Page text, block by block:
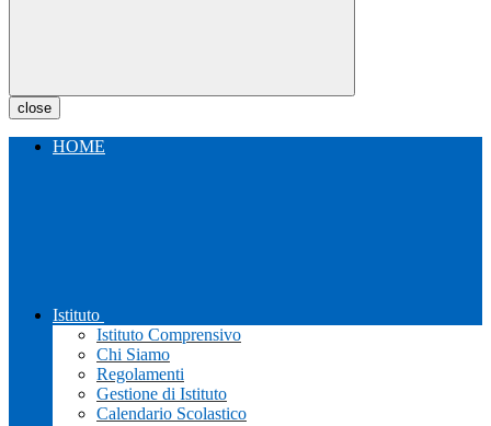
close
HOME
Istituto
Istituto Comprensivo
Chi Siamo
Regolamenti
Gestione di Istituto
Calendario Scolastico